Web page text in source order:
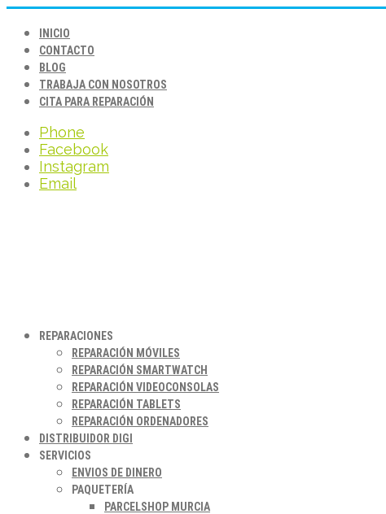
INICIO
CONTACTO
BLOG
TRABAJA CON NOSOTROS
CITA PARA REPARACIÓN
Phone
Facebook
Instagram
Email
REPARACIONES
REPARACIÓN MÓVILES
REPARACIÓN SMARTWATCH
REPARACIÓN VIDEOCONSOLAS
REPARACIÓN TABLETS
REPARACIÓN ORDENADORES
DISTRIBUIDOR DIGI
SERVICIOS
ENVIOS DE DINERO
PAQUETERÍA
PARCELSHOP MURCIA